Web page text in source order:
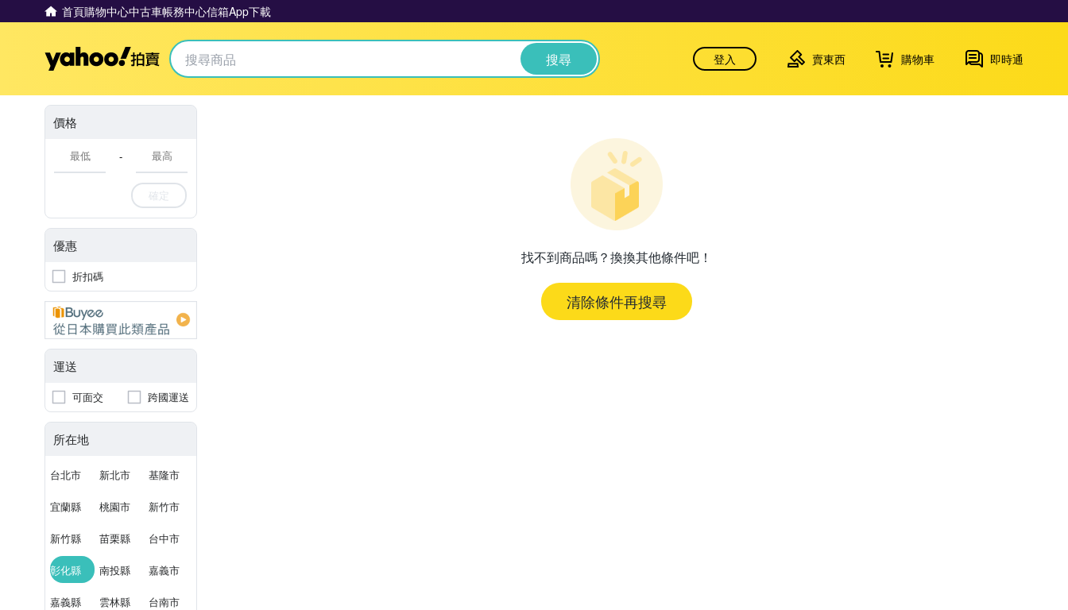
首頁購物中心中古車帳務中心信箱App下載
Yahoo拍賣 搜尋 登入 賣東西 購物車 即時通
價格
-
確定
優惠
折扣碼
運送
可面交 跨國運送
所在地
台北市 新北市 基隆市
宜蘭縣 桃園市 新竹市
新竹縣 苗栗縣 台中市
彰化縣 南投縣 嘉義市
嘉義縣 雲林縣 台南市
找不到商品嗎？換換其他條件吧！
清除條件再搜尋